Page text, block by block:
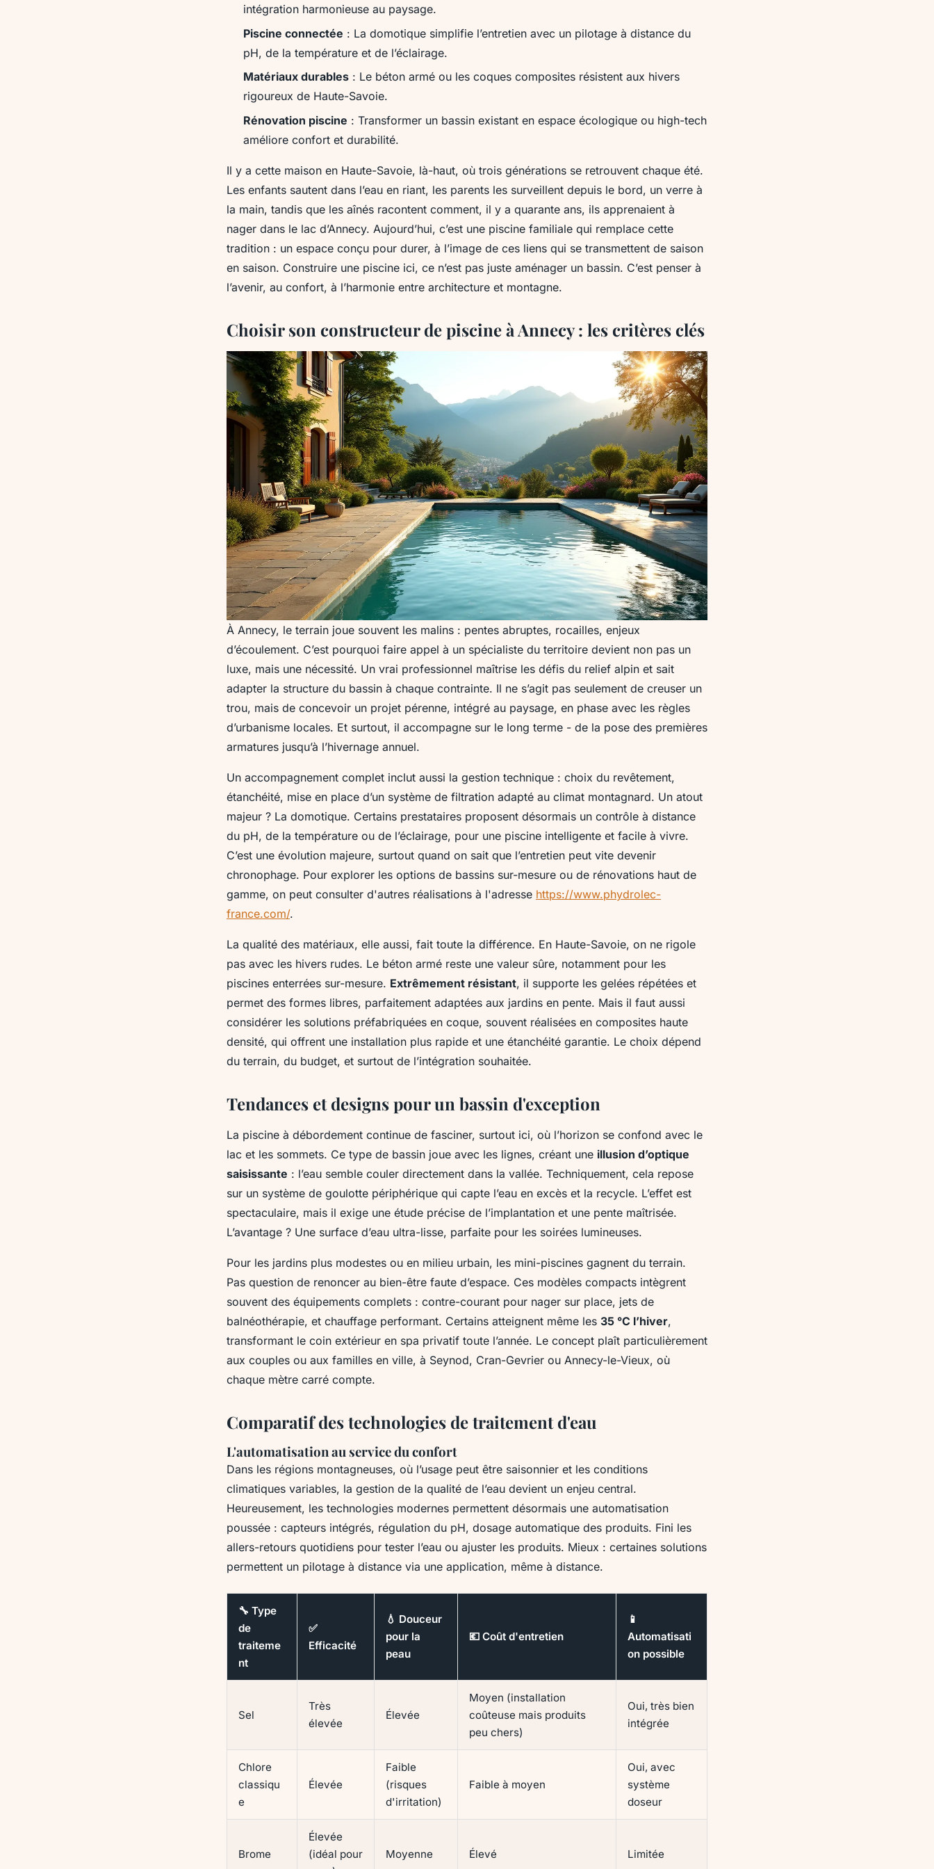
intégration harmonieuse au paysage.
Piscine connectée : La domotique simplifie l’entretien avec un pilotage à distance du
pH, de la température et de l’éclairage.
Matériaux durables : Le béton armé ou les coques composites résistent aux hivers
rigoureux de Haute-Savoie.
Rénovation piscine : Transformer un bassin existant en espace écologique ou high-tech
améliore confort et durabilité.
Il y a cette maison en Haute-Savoie, là-haut, où trois générations se retrouvent chaque été.
Les enfants sautent dans l’eau en riant, les parents les surveillent depuis le bord, un verre à
la main, tandis que les aînés racontent comment, il y a quarante ans, ils apprenaient à
nager dans le lac d’Annecy. Aujourd’hui, c’est une piscine familiale qui remplace cette
tradition : un espace conçu pour durer, à l’image de ces liens qui se transmettent de saison
en saison. Construire une piscine ici, ce n’est pas juste aménager un bassin. C’est penser à
l’avenir, au confort, à l’harmonie entre architecture et montagne.
Choisir son constructeur de piscine à Annecy : les critères clés
À Annecy, le terrain joue souvent les malins : pentes abruptes, rocailles, enjeux
d’écoulement. C’est pourquoi faire appel à un spécialiste du territoire devient non pas un
luxe, mais une nécessité. Un vrai professionnel maîtrise les défis du relief alpin et sait
adapter la structure du bassin à chaque contrainte. Il ne s’agit pas seulement de creuser un
trou, mais de concevoir un projet pérenne, intégré au paysage, en phase avec les règles
d’urbanisme locales. Et surtout, il accompagne sur le long terme - de la pose des premières
armatures jusqu’à l’hivernage annuel.
Un accompagnement complet inclut aussi la gestion technique : choix du revêtement,
étanchéité, mise en place d’un système de filtration adapté au climat montagnard. Un atout
majeur ? La domotique. Certains prestataires proposent désormais un contrôle à distance
du pH, de la température ou de l’éclairage, pour une piscine intelligente et facile à vivre.
C’est une évolution majeure, surtout quand on sait que l’entretien peut vite devenir
chronophage. Pour explorer les options de bassins sur-mesure ou de rénovations haut de
gamme, on peut consulter d'autres réalisations à l'adresse https://www.phydrolec-
france.com/.
La qualité des matériaux, elle aussi, fait toute la différence. En Haute-Savoie, on ne rigole
pas avec les hivers rudes. Le béton armé reste une valeur sûre, notamment pour les
piscines enterrées sur-mesure. Extrêmement résistant, il supporte les gelées répétées et
permet des formes libres, parfaitement adaptées aux jardins en pente. Mais il faut aussi
considérer les solutions préfabriquées en coque, souvent réalisées en composites haute
densité, qui offrent une installation plus rapide et une étanchéité garantie. Le choix dépend
du terrain, du budget, et surtout de l’intégration souhaitée.
Tendances et designs pour un bassin d'exception
La piscine à débordement continue de fasciner, surtout ici, où l’horizon se confond avec le
lac et les sommets. Ce type de bassin joue avec les lignes, créant une illusion d’optique
saisissante : l’eau semble couler directement dans la vallée. Techniquement, cela repose
sur un système de goulotte périphérique qui capte l’eau en excès et la recycle. L’effet est
spectaculaire, mais il exige une étude précise de l’implantation et une pente maîtrisée.
L’avantage ? Une surface d’eau ultra-lisse, parfaite pour les soirées lumineuses.
Pour les jardins plus modestes ou en milieu urbain, les mini-piscines gagnent du terrain.
Pas question de renoncer au bien-être faute d’espace. Ces modèles compacts intègrent
souvent des équipements complets : contre-courant pour nager sur place, jets de
balnéothérapie, et chauffage performant. Certains atteignent même les 35 °C l’hiver,
transformant le coin extérieur en spa privatif toute l’année. Le concept plaît particulièrement
aux couples ou aux familles en ville, à Seynod, Cran-Gevrier ou Annecy-le-Vieux, où
chaque mètre carré compte.
Comparatif des technologies de traitement d'eau
L'automatisation au service du confort
Dans les régions montagneuses, où l’usage peut être saisonnier et les conditions
climatiques variables, la gestion de la qualité de l’eau devient un enjeu central.
Heureusement, les technologies modernes permettent désormais une automatisation
poussée : capteurs intégrés, régulation du pH, dosage automatique des produits. Fini les
allers-retours quotidiens pour tester l’eau ou ajuster les produits. Mieux : certaines solutions
permettent un pilotage à distance via une application, même à distance.
🔧 Type
de
traiteme
nt
✅
Efficacité
💧 Douceur
pour la
peau
💶 Coût d'entretien
📱
Automatisati
on possible
Sel
Très
élevée
Élevée
Moyen (installation
coûteuse mais produits
peu chers)
Oui, très bien
intégrée
Chlore
classiqu
e
Élevée
Faible
(risques
d'irritation)
Faible à moyen
Oui, avec
système
doseur
Brome
Élevée
(idéal pour
Moyenne Élevé Limitée